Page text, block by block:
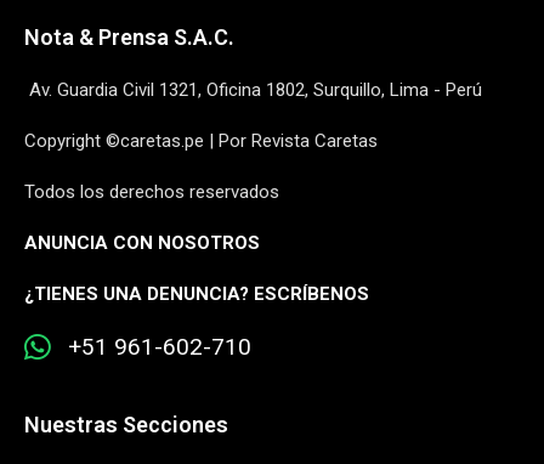
Nota & Prensa S.A.C.
Av. Guardia Civil 1321, Oficina 1802, Surquillo, Lima - Perú
Copyright ©caretas.pe | Por Revista Caretas
Todos los derechos reservados
ANUNCIA CON NOSOTROS
¿TIENES UNA DENUNCIA? ESCRÍBENOS
+51 961-602-710
Nuestras Secciones